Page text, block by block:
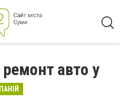
авто у